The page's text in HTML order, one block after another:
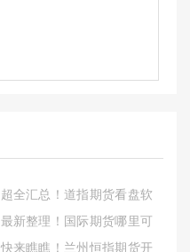
超全汇总！道指期货看盘软
件(全面解析与应用指南)
最新整理！国际期货哪里可
以开户（帮助投资者顺利进
快来瞧瞧！兰州恒指期货开